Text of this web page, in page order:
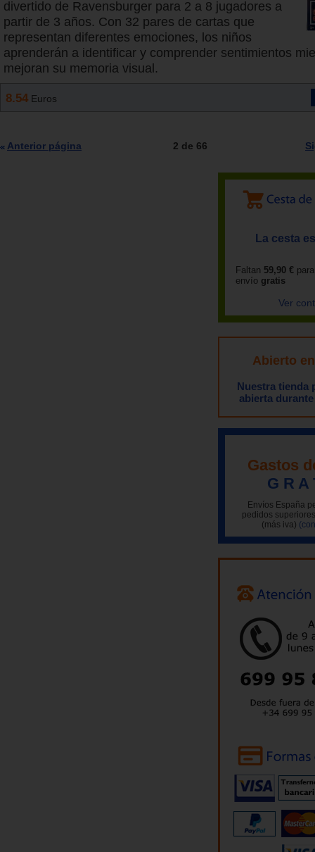
divertido de Ravensburger para 2 a 8 jugadores a
partir de 3 años. Con 32 pares de cartas que
representan diferentes emociones, los niños
aprenderán a identificar y comprender sentimientos
mejoran su memoria visual.
8.54 Euros
Anterior página 2 de 66
La cesta
Faltan 59,90 €
envío gratis
Ver
Abierto
Nuestra tienda
abierta
Gastos
G R A
Envíos España
pedidos
(más iva)